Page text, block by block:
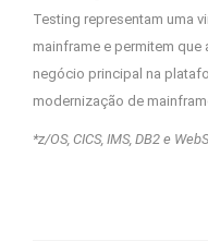
Testing representam uma
mainframe e permitem
negócio principal na
modernização de
*z/OS, CICS, IMS, DB2 e